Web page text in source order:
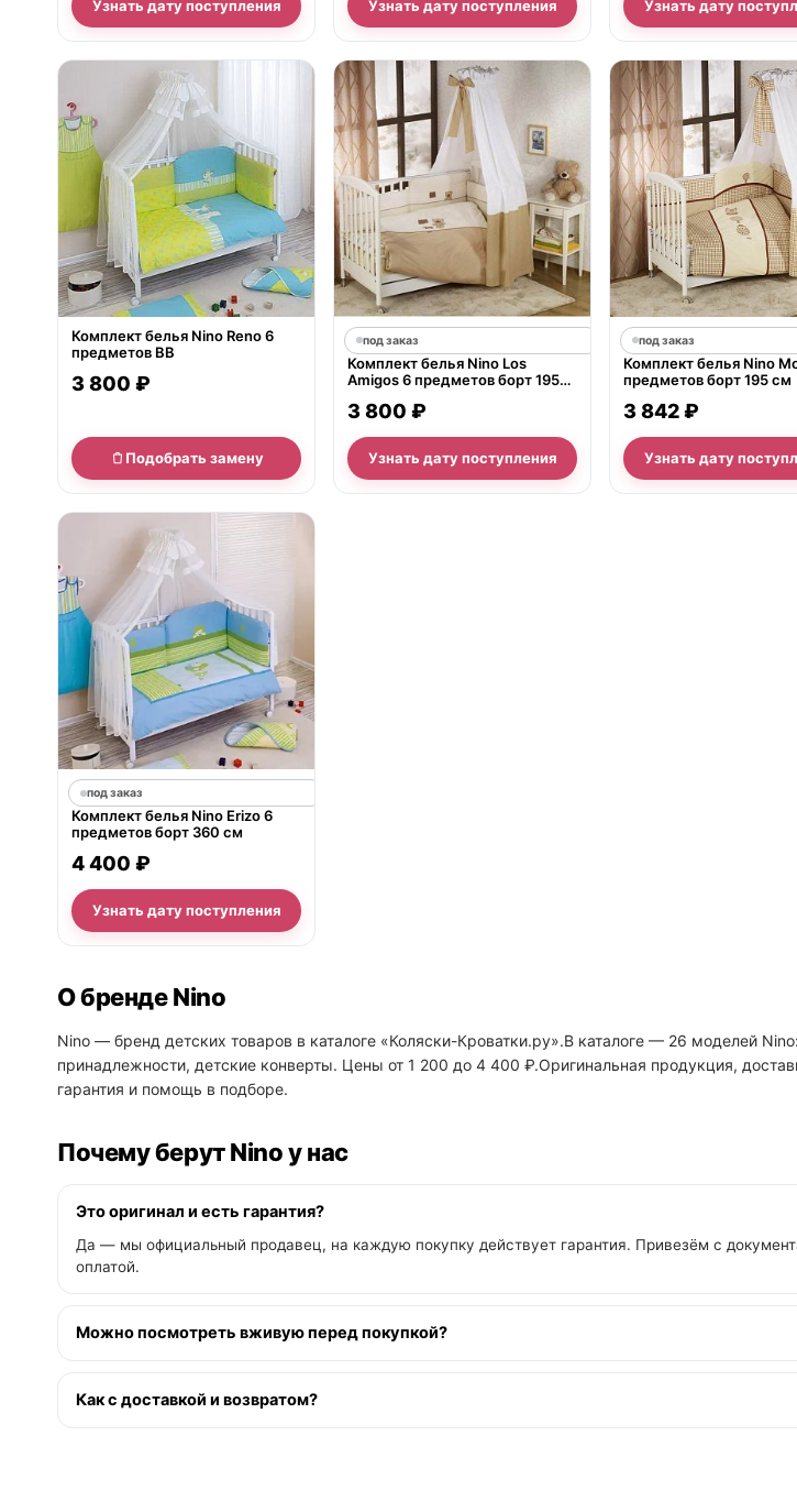
Узнать дату поступления Узнать дату поступления Узнать дату
Комплект белья Nino Reno 6
предметов BB
3 800 ₽
Подобрать замену
под заказ
Комплект белья Nino Los
Amigos 6 предметов борт 195
3 800 ₽
Узнать дату поступления
под заказ
Комплект белья Nino
предметов борт 195 см
3 842 ₽
Узнать дату
под заказ
Комплект белья Nino Erizo 6
предметов борт 360 см
4 400 ₽
Узнать дату поступления
О бренде Nino
Nino — бренд детских товаров в каталоге «Коляски-Кроватки.ру».В каталоге — 26 моделей
принадлежности, детские конверты. Цены от 1 200 до 4 400 ₽.Оригинальная продукция,
гарантия и помощь в подборе.
Почему берут Nino у нас
Это оригинал и есть гарантия?
Да — мы официальный продавец, на каждую покупку действует гарантия. Привезём с
оплатой.
Можно посмотреть вживую перед покупкой?
Как с доставкой и возвратом?